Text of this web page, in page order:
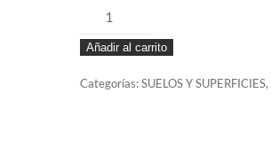
LEJIA
4X5L
cantidad
Añadir al carrito
Categorías:SUELOS Y SUPERFICIES,